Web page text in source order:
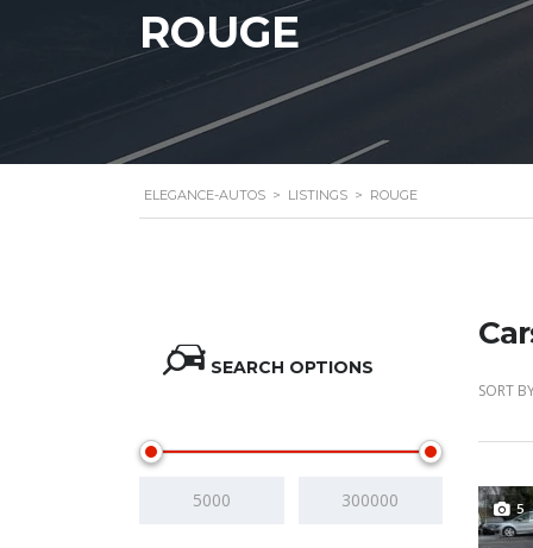
ROUGE
ELEGANCE-AUTOS > LISTINGS > ROUGE
SEARCH OPTIONS
SORT
5